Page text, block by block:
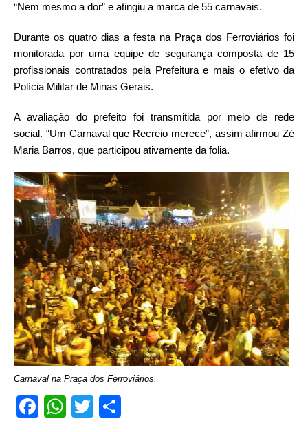
“Nem mesmo a dor” e atingiu a marca de 55 carnavais.
Durante os quatro dias a festa na Praça dos Ferroviários foi
monitorada por uma equipe de segurança composta de 15
profissionais contratados pela Prefeitura e mais o efetivo da
Polícia Militar de Minas Gerais.
A avaliação do prefeito foi transmitida por meio de rede
social. “Um Carnaval que Recreio merece”, assim afirmou Zé
Maria Barros, que participou ativamente da folia.
Carnaval na Praça dos Ferroviários.
Facebook
WhatsApp
Twitter